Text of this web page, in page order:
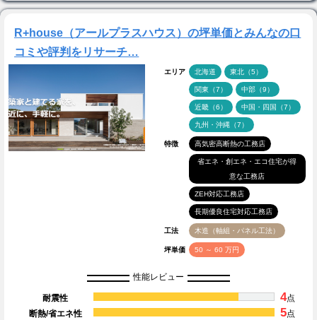
R+house（アールプラスハウス）の坪単価とみんなの口
コミや評判をリサーチ…
エリア 北海道 東北（5）
関東（7） 中部（9）
近畿（6） 中国・四国（7）
九州・沖縄（7）
特徴 高気密高断熱の工務店
省エネ・創エネ・エコ住宅が得
意な工務店
ZEH対応工務店
長期優良住宅対応工務店
工法 木造（軸組・パネル工法）
坪単価 50 ～ 60 万円
性能レビュー
耐震性 4点
断熱/省エネ性
5点